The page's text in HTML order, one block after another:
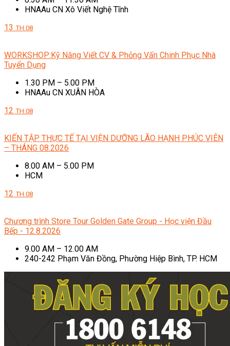
HNAAu CN Xô Viết Nghệ Tĩnh
13 TH.08
WORKSHOP:Kỹ Năng Viết CV & Phỏng Vấn Chinh Phục Nhà
Tuyển Dụng
1.30 PM – 5.00 PM
HNAAu CN XUÂN HÒA
12 TH.08
KIẾN TẬP THỰC TẾ TẠI VIỆN DƯỠNG LÃO HẠNH PHÚC VIÊN
– THÁNG 08.2026
8.00 AM – 5.00 PM
HCM
12 TH.08
Chương trình Store Tour Golden Gate Group - Học viện Đầu
Bếp - 12.8.2026
9.00 AM – 12.00 AM
240-242 Phạm Văn Đồng, Phường Hiệp Bình, TP. HCM